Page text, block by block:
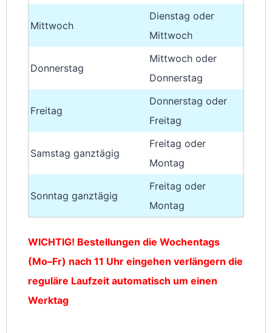
Mittwoch
Dienstag oder
Mittwoch
Donnerstag
Mittwoch oder
Donnerstag
Freitag
Donnerstag oder
Freitag
Samstag ganztägig
Freitag oder
Montag
Sonntag ganztägig
Freitag oder
Montag
WICHTIG! Bestellungen die Wochentags
(Mo–Fr) nach 11 Uhr eingehen verlängern die
reguläre Laufzeit automatisch um einen
Werktag